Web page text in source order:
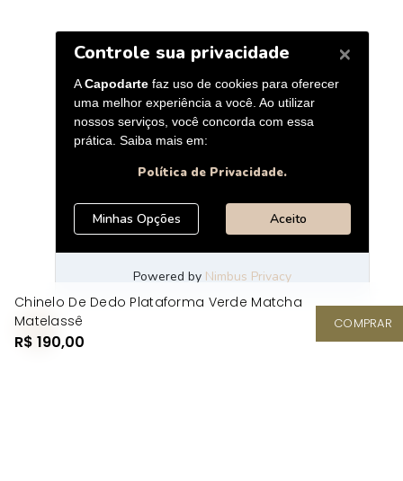
Chinelo De Dedo Plataforma Verde Matcha
Matelassê
R$ 190,00
COMPRAR